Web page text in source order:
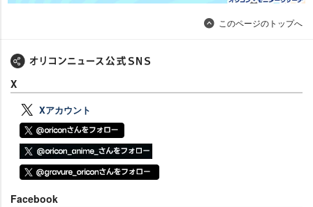
このページのトップへ
X
Xアカウント
Facebook